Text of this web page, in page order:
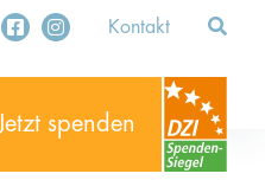
Kontakt
Jetzt spenden